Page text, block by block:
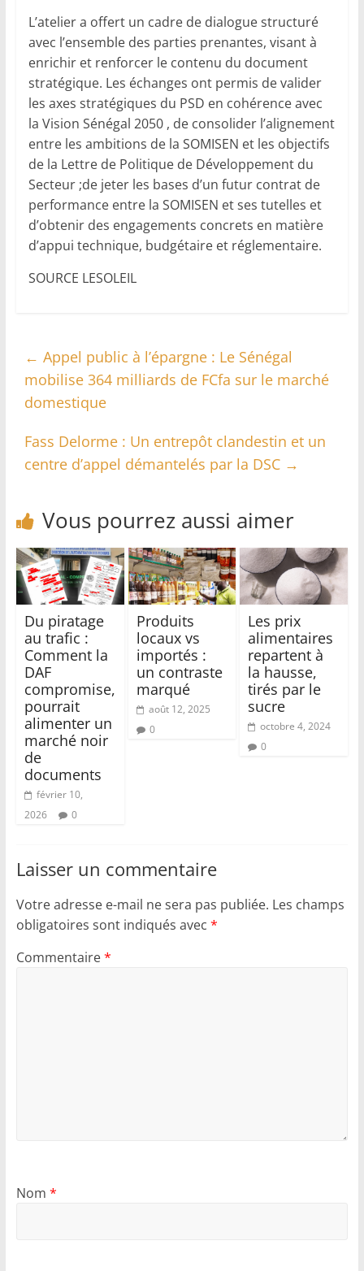
L’atelier a offert un cadre de dialogue structuré
avec l’ensemble des parties prenantes, visant à
enrichir et renforcer le contenu du document
stratégique. Les échanges ont permis de valider
les axes stratégiques du PSD en cohérence avec
la Vision Sénégal 2050 , de consolider l’alignement
entre les ambitions de la SOMISEN et les objectifs
de la Lettre de Politique de Développement du
Secteur ;de jeter les bases d’un futur contrat de
performance entre la SOMISEN et ses tutelles et
d’obtenir des engagements concrets en matière
d’appui technique, budgétaire et réglementaire.
SOURCE LESOLEIL
← Appel public à l’épargne : Le Sénégal
mobilise 364 milliards de FCfa sur le marché
domestique
Fass Delorme : Un entrepôt clandestin et un
centre d’appel démantelés par la DSC →
Vous pourrez aussi aimer
Du piratage
au trafic :
Comment la
DAF
compromise,
pourrait
alimenter un
marché noir
de
documents
février 10,
2026
0
Produits
locaux vs
importés :
un contraste
marqué
août 12, 2025
0
Les prix
alimentaires
repartent à
la hausse,
tirés par le
sucre
octobre 4, 2024
0
Laisser un commentaire
Votre adresse e-mail ne sera pas publiée. Les champs
obligatoires sont indiqués avec *
Commentaire*
Nom *